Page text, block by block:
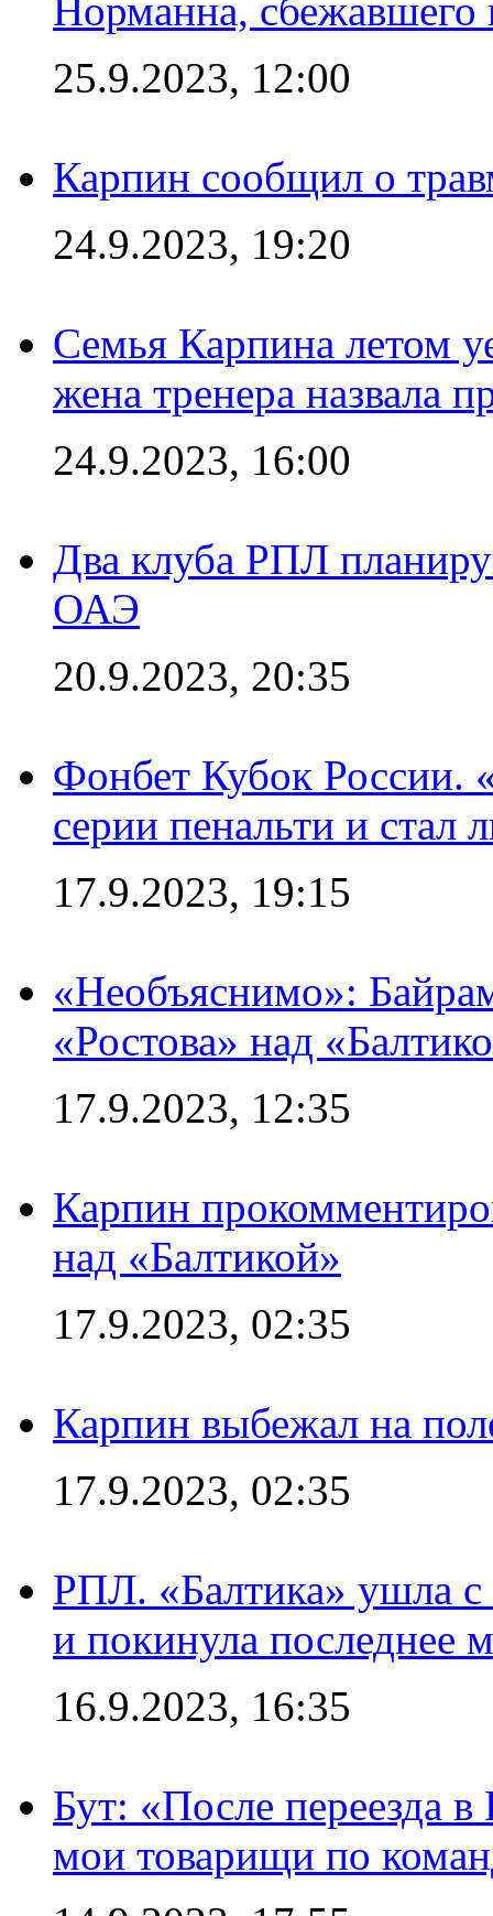
Норманна, сбежавшего
25.9.2023, 12:00
Карпин сообщил о
24.9.2023, 19:20
Семья Карпина летом
жена тренера назвала
24.9.2023, 16:00
Два клуба РПЛ
ОАЭ
20.9.2023, 20:35
Фонбет Кубок России.
серии пенальти и стал
17.9.2023, 19:15
«Необъяснимо»:
«Ростова» над
17.9.2023, 12:35
Карпин
над «Балтикой»
17.9.2023, 02:35
Карпин выбежал на
17.9.2023, 02:35
РПЛ. «Балтика» ушла с
и покинула последнее
16.9.2023, 16:35
Бут: «После переезда
мои товарищи по